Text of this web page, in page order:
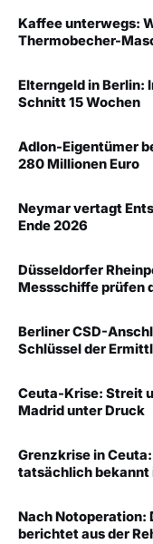
Kaffee unterwegs:
Thermobecher-
Elterngeld in Berlin:
Schnitt 15 Wochen
Adlon-Eigentümer
280 Millionen Euro
Neymar vertagt
Ende 2026
Düsseldorfer
Messschiffe prüfen
Berliner CSD-
Schlüssel der
Ceuta-Krise: Streit
Madrid unter Druck
Grenzkrise in
tatsächlich bekannt
Nach Notoperation:
berichtet aus der